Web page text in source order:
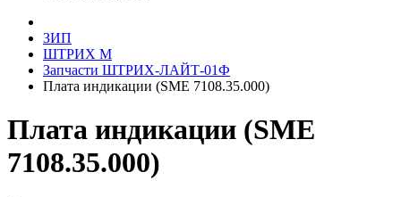
ЗИП
ШТРИХ М
Запчасти ШТРИХ-ЛАЙТ-01Ф
Плата индикации (SME 7108.35.000)
Плата индикации (SME
7108.35.000)